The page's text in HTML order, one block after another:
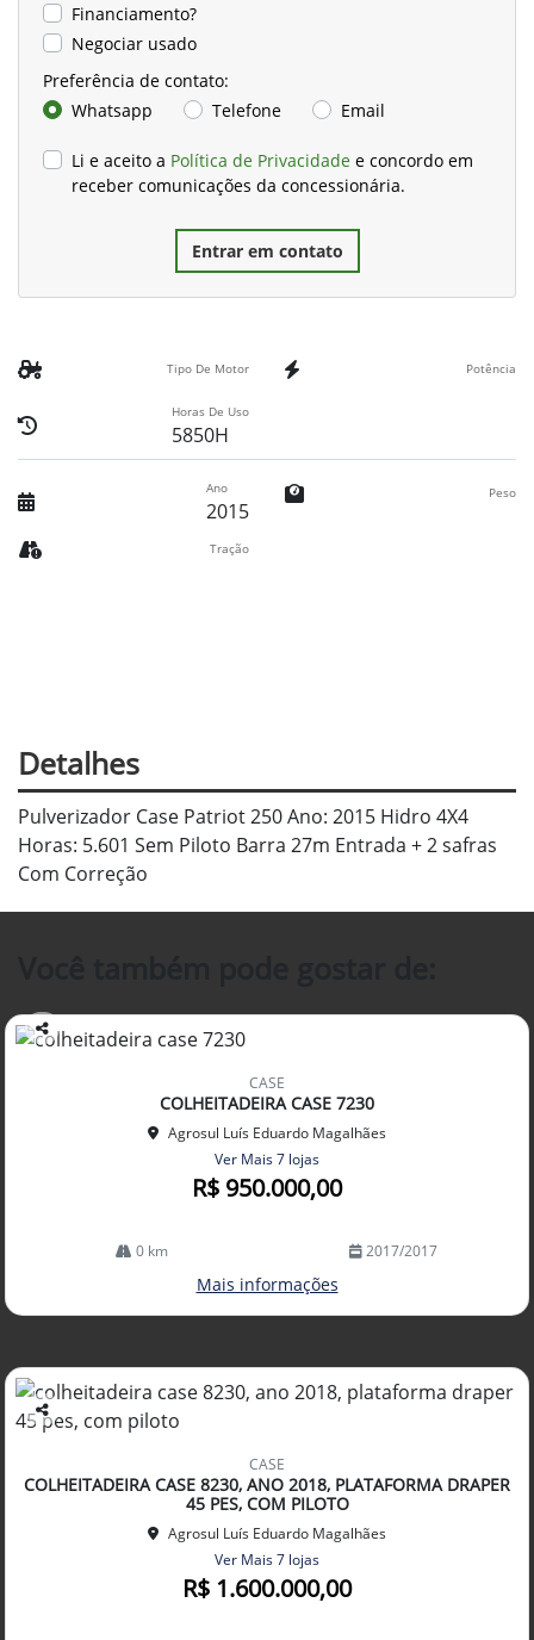
Financiamento?
Negociar usado
Preferência de contato:
Whatsapp
Telefone Email
Li e aceito a Política de Privacidade e concordo em
receber comunicações da concessionária.
Entrar em contato
Tipo De Motor Potência
Horas De Uso
5850H
Ano
2015
Peso
Tração
Detalhes
Pulverizador Case Patriot 250 Ano: 2015 Hidro 4X4
Horas: 5.601 Sem Piloto Barra 27m Entrada + 2 safras
Com Correção
Co
CASE
COLHEITADEIRA CASE 7230
Agrosul Luís Eduardo Magalhães
Ver Mais 7 lojas
R$ 950.000,00
0 km 2017/2017
Mais informações
Co
arti
lhe
CASE
COLHEITADEIRA CASE 8230, ANO 2018, PLATAFORMA DRAPER
45 PES, COM PILOTO
Agrosul Luís Eduardo Magalhães
Ver Mais 7 lojas
R$ 1.600.000,00